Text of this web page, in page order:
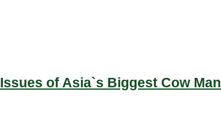
Issues of Asia`s Biggest Cow